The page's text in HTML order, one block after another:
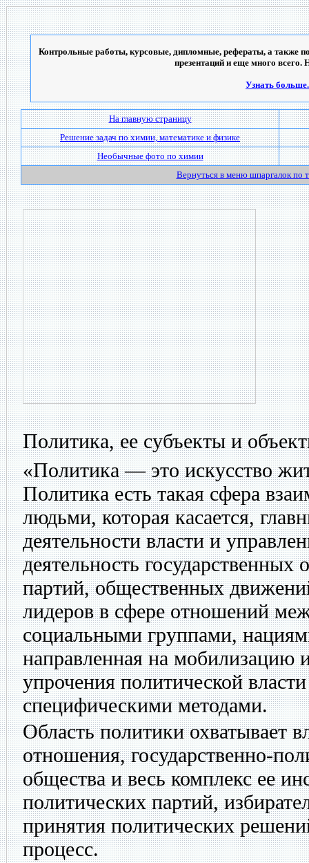
Контрольные работы, курсовые, дипломные, рефераты, а также
презентаций и еще много всего.
Узнать
На главную страницу
Решение задач по химии, математике и физике
Необычные фото по химии
Вернуться в меню шпаргалок по
Политика, ее субъекты и
«Политика — это искусство
Политика есть такая сфера
людьми, которая касается,
деятельности власти и
деятельность государственных
партий, общественных
лидеров в сфере отношений
социальными группами,
направленная на мобилизацию
упрочения политической
специфическими методами.
Область политики охватывает
отношения, государственно-
общества и весь комплекс ее
политических партий,
принятия политических
процесс.